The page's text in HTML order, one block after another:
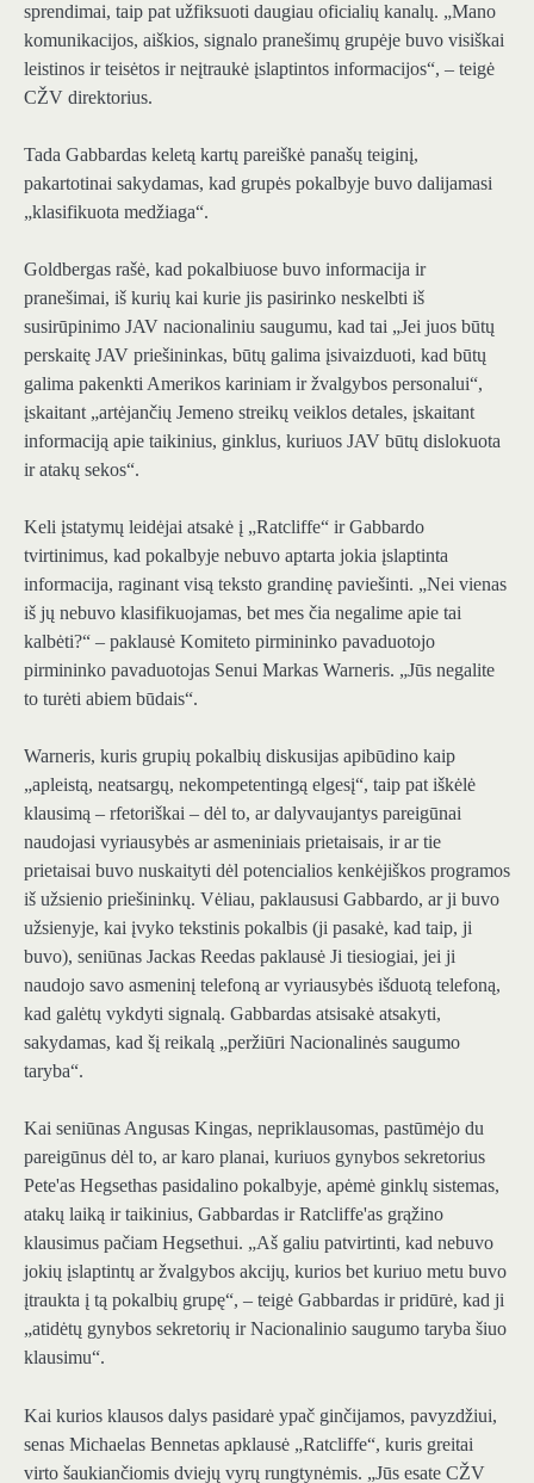
sprendimai, taip pat užfiksuoti daugiau oficialių kanalų. „Mano
komunikacijos, aiškios, signalo pranešimų grupėje buvo visiškai
leistinos ir teisėtos ir neįtraukė įslaptintos informacijos“, – teigė
CŽV direktorius.
Tada Gabbardas keletą kartų pareiškė panašų teiginį,
pakartotinai sakydamas, kad grupės pokalbyje buvo dalijamasi
„klasifikuota medžiaga“.
Goldbergas rašė, kad pokalbiuose buvo informacija ir
pranešimai, iš kurių kai kurie jis pasirinko neskelbti iš
susirūpinimo JAV nacionaliniu saugumu, kad tai „Jei juos būtų
perskaitę JAV priešininkas, būtų galima įsivaizduoti, kad būtų
galima pakenkti Amerikos kariniam ir žvalgybos personalui“,
įskaitant „artėjančių Jemeno streikų veiklos detales, įskaitant
informaciją apie taikinius, ginklus, kuriuos JAV būtų dislokuota
ir atakų sekos“.
Keli įstatymų leidėjai atsakė į „Ratcliffe“ ir Gabbardo
tvirtinimus, kad pokalbyje nebuvo aptarta jokia įslaptinta
informacija, raginant visą teksto grandinę paviešinti. „Nei vienas
iš jų nebuvo klasifikuojamas, bet mes čia negalime apie tai
kalbėti?“ – paklausė Komiteto pirmininko pavaduotojo
pirmininko pavaduotojas Senui Markas Warneris. „Jūs negalite
to turėti abiem būdais“.
Warneris, kuris grupių pokalbių diskusijas apibūdino kaip
„apleistą, neatsargų, nekompetentingą elgesį“, taip pat iškėlė
klausimą – rfetoriškai – dėl to, ar dalyvaujantys pareigūnai
naudojasi vyriausybės ar asmeniniais prietaisais, ir ar tie
prietaisai buvo nuskaityti dėl potencialios kenkėjiškos programos
iš užsienio priešininkų. Vėliau, paklaususi Gabbardo, ar ji buvo
užsienyje, kai įvyko tekstinis pokalbis (ji pasakė, kad taip, ji
buvo), seniūnas Jackas Reedas paklausė Ji tiesiogiai, jei ji
naudojo savo asmeninį telefoną ar vyriausybės išduotą telefoną,
kad galėtų vykdyti signalą. Gabbardas atsisakė atsakyti,
sakydamas, kad šį reikalą „peržiūri Nacionalinės saugumo
taryba“.
Kai seniūnas Angusas Kingas, nepriklausomas, pastūmėjo du
pareigūnus dėl to, ar karo planai, kuriuos gynybos sekretorius
Pete'as Hegsethas pasidalino pokalbyje, apėmė ginklų sistemas,
atakų laiką ir taikinius, Gabbardas ir Ratcliffe'as grąžino
klausimus pačiam Hegsethui. „Aš galiu patvirtinti, kad nebuvo
jokių įslaptintų ar žvalgybos akcijų, kurios bet kuriuo metu buvo
įtraukta į tą pokalbių grupę“, – teigė Gabbardas ir pridūrė, kad ji
„atidėtų gynybos sekretorių ir Nacionalinio saugumo taryba šiuo
klausimu“.
Kai kurios klausos dalys pasidarė ypač ginčijamos, pavyzdžiui,
senas Michaelas Bennetas apklausė „Ratcliffe“, kuris greitai
virto šaukiančiomis dviejų vyrų rungtynėmis. „Jūs esate CŽV